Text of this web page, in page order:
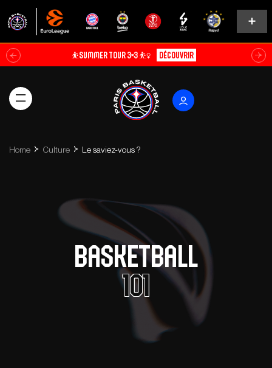
⛹️SUMMER TOUR 3×3 ⛹️‍♀️ Découvrir
Home Culture Le saviez-vous ?
Basketball
101